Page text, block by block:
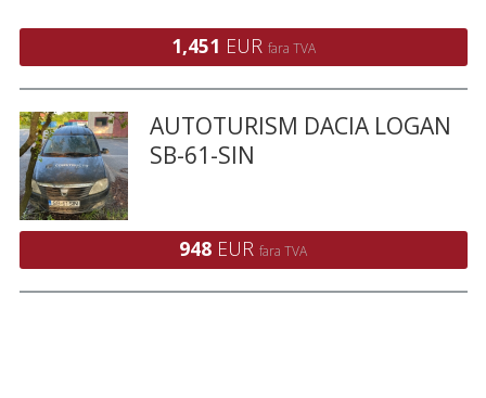
1,451 EUR fara TVA
AUTOTURISM DACIA LOGAN
SB-61-SIN
948 EUR fara TVA